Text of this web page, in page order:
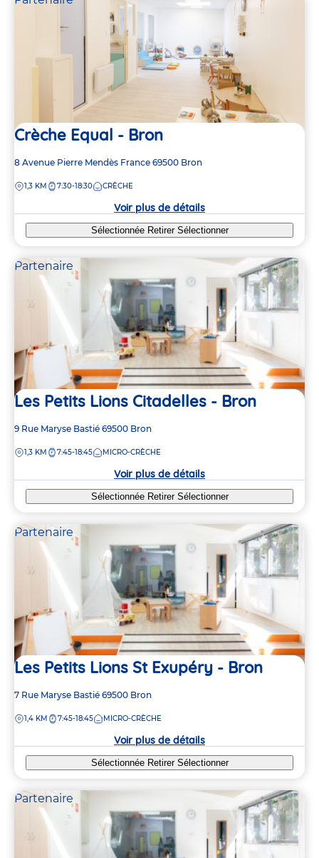
Crèche Equal - Bron
Adresse
la
8 Avenue Pierre Mendès France 69500 Bron
DISTANCE
1,3 KM 7:30-18:30 CRÈCHE
Voir plus de détails
Sélectionnée Retirer Sélectionner
Partenaire
Les Petits Lions Citadelles - Bron
Adresse
la
9 Rue Maryse Bastié 69500 Bron
DISTANCE
1,3 KM 7:45-18:45 MICRO-CRÈCHE
Voir plus de détails
Sélectionnée Retirer Sélectionner
Partenaire
Les Petits Lions St Exupéry - Bron
Adresse
la
7 Rue Maryse Bastié 69500 Bron
DISTANCE
1,4 KM 7:45-18:45 MICRO-CRÈCHE
Voir plus de détails
Sélectionnée Retirer Sélectionner
Partenaire